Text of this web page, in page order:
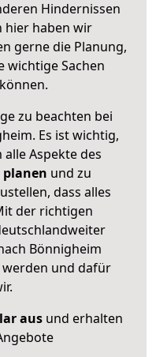
Hindernissen
hier haben wir
gerne die Planung,
wichtige Sachen
zu beachten bei
Es ist wichtig,
Aspekte des
planen und zu
dass alles
der richtigen
Bönnigheim
und dafür
ausund erhalten